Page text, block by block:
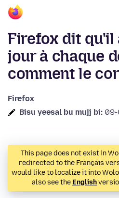
Firefox dit qu'il
jour à chaque
comment le
Firefox
Bisu yeesal bu mujj bi:
This page does not exist in
redirected to the Français
would like to localize it into
also see the English